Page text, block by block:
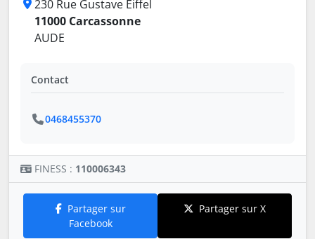
230 Rue Gustave Eiffel
11000 Carcassonne
AUDE
Contact
0468455370
FINESS : 110006343
Partager sur
Facebook
Partager sur X